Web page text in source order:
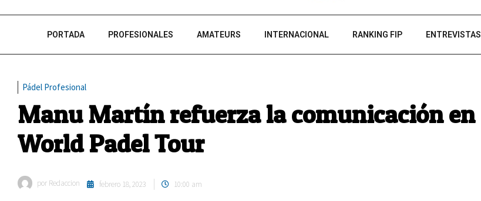
PORTADA PROFESIONALES AMATEURS INTERNACIONAL RANKING FIP ENTREVISTAS
Pádel Profesional
Manu Martín refuerza la comunicación en
World Padel Tour
por Redaccion febrero 18, 2023 10:00 am